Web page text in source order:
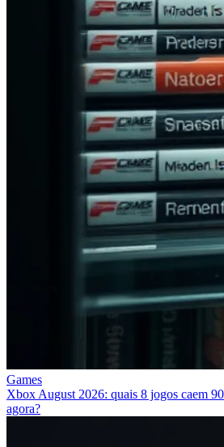
Games
Xbox August 2026: quais 8 jogos caem
agora?